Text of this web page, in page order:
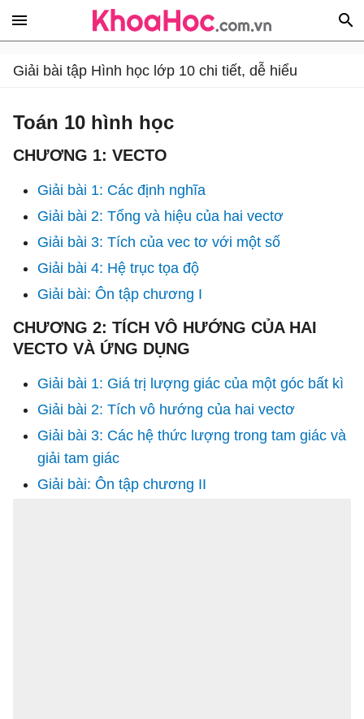
Giải bài tập Hình học lớp 10 chi tiết, dễ hiểu
Toán 10 hình học
CHƯƠNG 1: VECTO
Giải bài 1: Các định nghĩa
Giải bài 2: Tổng và hiệu của hai vectơ
Giải bài 3: Tích của vec tơ với một số
Giải bài 4: Hệ trục tọa độ
Giải bài: Ôn tập chương I
CHƯƠNG 2: TÍCH VÔ HƯỚNG CỦA HAI
VECTO VÀ ỨNG DỤNG
Giải bài 1: Giá trị lượng giác của một góc bất kì
Giải bài 2: Tích vô hướng của hai vectơ
Giải bài 3: Các hệ thức lượng trong tam giác và
giải tam giác
Giải bài: Ôn tập chương II